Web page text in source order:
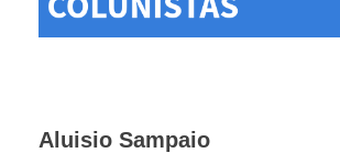
Aluisio Sampaio